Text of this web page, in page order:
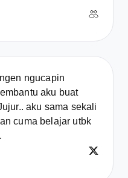
ngucapin
aku buat
aku sama sekali
cuma belajar utbk